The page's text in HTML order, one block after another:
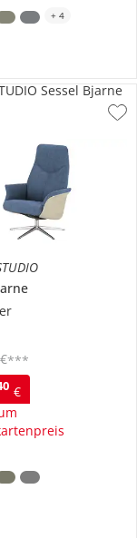
+ 4
€
€***
Sessel Bjarne